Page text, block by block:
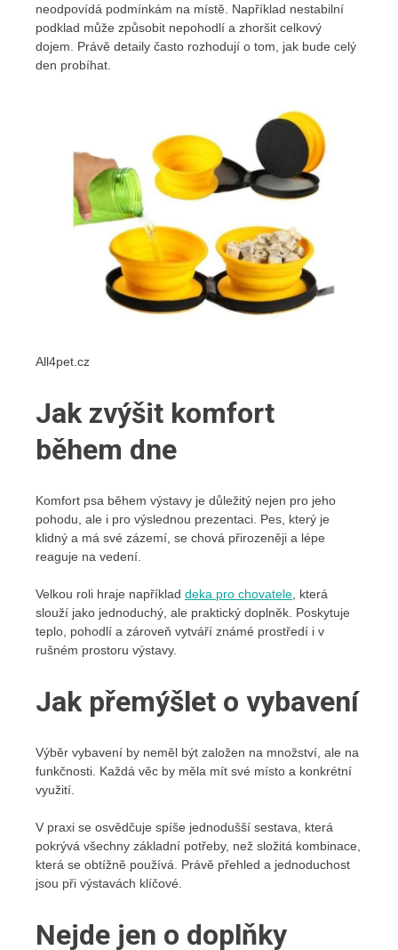
neodpovídá podmínkám na místě. Například nestabilní
podklad může způsobit nepohodlí a zhoršit celkový
dojem. Právě detaily často rozhodují o tom, jak bude celý
den probíhat.
All4pet.cz
Jak zvýšit komfort
během dne
Komfort psa během výstavy je důležitý nejen pro jeho
pohodu, ale i pro výslednou prezentaci. Pes, který je
klidný a má své zázemí, se chová přirozeněji a lépe
reaguje na vedení.
Velkou roli hraje například deka pro chovatele , která
slouží jako jednoduchý, ale praktický doplněk. Poskytuje
teplo, pohodlí a zároveň vytváří známé prostředí i v
rušném prostoru výstavy.
Jak přemýšlet o vybavení
Výběr vybavení by neměl být založen na množství, ale na
funkčnosti. Každá věc by měla mít své místo a konkrétní
využití.
V praxi se osvědčuje spíše jednodušší sestava, která
pokrývá všechny základní potřeby, než složitá kombinace,
která se obtížně používá. Právě přehled a jednoduchost
jsou při výstavách klíčové.
Nejde jen o doplňky